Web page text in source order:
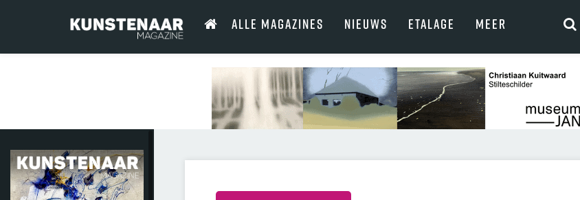
ALLE MAGAZINES NIEUWS ETALAGE MEER